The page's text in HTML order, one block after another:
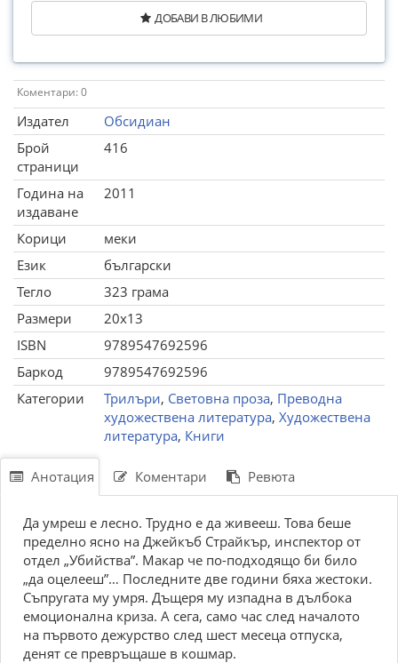
ДОБАВИ В ЛЮБИМИ
Коментари: 0
Издател
Обсидиан
Брой
страници
416
Година на
издаване
2011
Корици
меки
Език
български
Тегло
323 грама
Размери
20x13
ISBN
9789547692596
Баркод
9789547692596
Категории
Трилъри, Световна проза, Преводна
художествена литература, Художествена
литература, Книги
Анотация Коментари Ревюта
Да умреш е лесно. Трудно е да живееш. Това беше
пределно ясно на Джейкъб Страйкър, инспектор от
отдел „Убийства”. Макар че по-подходящо би билo
„да оцелееш”… Последните две години бяха жестоки.
Съпругата му умря. Дъщеря му изпадна в дълбока
емоционална криза. А сега, само час след началото
на първото дежурство след шест месеца отпуска,
денят се превръщаше в кошмар.